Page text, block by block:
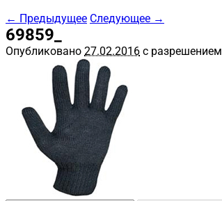
← Предыдущее Следующее →
69859_
Опубликовано 27.02.2016 с разрешением